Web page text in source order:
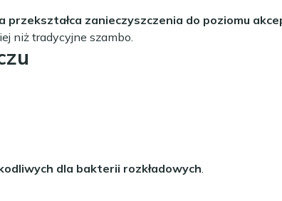
przekształca zanieczyszczenia do poziomu
niż tradycyjne szambo.
dla bakterii rozkładowych